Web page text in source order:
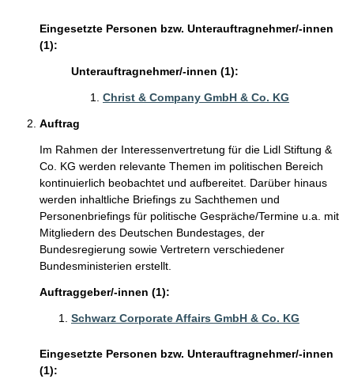
Eingesetzte Personen bzw. Unterauftragnehmer/-innen
(1):
Unterauftragnehmer/-innen (1):
Christ & Company GmbH & Co. KG
Auftrag
Im Rahmen der Interessenvertretung für die Lidl Stiftung &
Co. KG werden relevante Themen im politischen Bereich
kontinuierlich beobachtet und aufbereitet. Darüber hinaus
werden inhaltliche Briefings zu Sachthemen und
Personenbriefings für politische Gespräche/Termine u.a. mit
Mitgliedern des Deutschen Bundestages, der
Bundesregierung sowie Vertretern verschiedener
Bundesministerien erstellt.
Auftraggeber/-innen (1):
Schwarz Corporate Affairs GmbH & Co. KG
Eingesetzte Personen bzw. Unterauftragnehmer/-innen
(1):